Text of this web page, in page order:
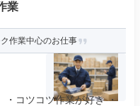
業
作業中心のお仕事
・コツコツ作業が好き ・